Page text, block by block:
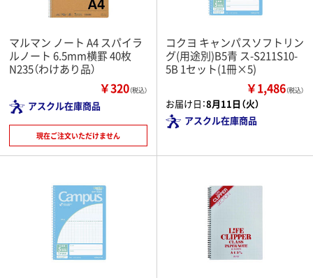
マルマン ノート A4 スパイラ
ルノート 6.5mm横罫 40枚
N235（わけあり品）
￥320（税込）
アスクル在庫商品
現在ご注文いただけません
コクヨ キャンパスソフトリン
グ(用途別)B5青 ス-S211S10-
5B 1セット(1冊×5)
￥1,486（税込）
お届け日：8月11日（火）
アスクル在庫商品